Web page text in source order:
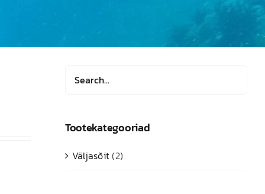
Tootekategooriad
Väljasõit(2)